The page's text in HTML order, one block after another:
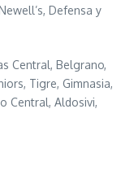
Defensa y
Central, Belgrano,
Tigre, Gimnasia,
Central, Aldosivi,